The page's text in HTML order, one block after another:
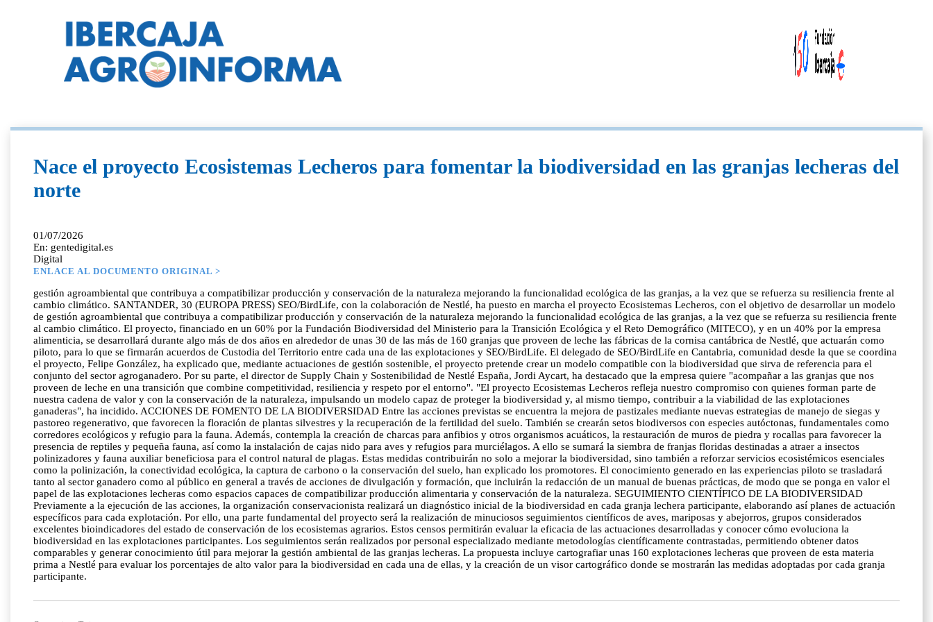
Nace el proyecto Ecosistemas Lecheros para fomentar la biodiversidad en las granjas lecheras del
norte
01/07/2026
En: gentedigital.es
Digital
ENLACE AL DOCUMENTO ORIGINAL >
gestión agroambiental que contribuya a compatibilizar producción y conservación de la naturaleza mejorando la funcionalidad ecológica de las granjas, a la vez que se refuerza su resiliencia frente al
cambio climático. SANTANDER, 30 (EUROPA PRESS) SEO/BirdLife, con la colaboración de Nestlé, ha puesto en marcha el proyecto Ecosistemas Lecheros, con el objetivo de desarrollar un modelo
de gestión agroambiental que contribuya a compatibilizar producción y conservación de la naturaleza mejorando la funcionalidad ecológica de las granjas, a la vez que se refuerza su resiliencia frente
al cambio climático. El proyecto, financiado en un 60% por la Fundación Biodiversidad del Ministerio para la Transición Ecológica y el Reto Demográfico (MITECO), y en un 40% por la empresa
alimenticia, se desarrollará durante algo más de dos años en alrededor de unas 30 de las más de 160 granjas que proveen de leche las fábricas de la cornisa cantábrica de Nestlé, que actuarán como
piloto, para lo que se firmarán acuerdos de Custodia del Territorio entre cada una de las explotaciones y SEO/BirdLife. El delegado de SEO/BirdLife en Cantabria, comunidad desde la que se coordina
el proyecto, Felipe González, ha explicado que, mediante actuaciones de gestión sostenible, el proyecto pretende crear un modelo compatible con la biodiversidad que sirva de referencia para el
conjunto del sector agroganadero. Por su parte, el director de Supply Chain y Sostenibilidad de Nestlé España, Jordi Aycart, ha destacado que la empresa quiere "acompañar a las granjas que nos
proveen de leche en una transición que combine competitividad, resiliencia y respeto por el entorno". "El proyecto Ecosistemas Lecheros refleja nuestro compromiso con quienes forman parte de
nuestra cadena de valor y con la conservación de la naturaleza, impulsando un modelo capaz de proteger la biodiversidad y, al mismo tiempo, contribuir a la viabilidad de las explotaciones
ganaderas", ha incidido. ACCIONES DE FOMENTO DE LA BIODIVERSIDAD Entre las acciones previstas se encuentra la mejora de pastizales mediante nuevas estrategias de manejo de siegas y
pastoreo regenerativo, que favorecen la floración de plantas silvestres y la recuperación de la fertilidad del suelo. También se crearán setos biodiversos con especies autóctonas, fundamentales como
corredores ecológicos y refugio para la fauna. Además, contempla la creación de charcas para anfibios y otros organismos acuáticos, la restauración de muros de piedra y rocallas para favorecer la
presencia de reptiles y pequeña fauna, así como la instalación de cajas nido para aves y refugios para murciélagos. A ello se sumará la siembra de franjas floridas destinadas a atraer a insectos
polinizadores y fauna auxiliar beneficiosa para el control natural de plagas. Estas medidas contribuirán no solo a mejorar la biodiversidad, sino también a reforzar servicios ecosistémicos esenciales
como la polinización, la conectividad ecológica, la captura de carbono o la conservación del suelo, han explicado los promotores. El conocimiento generado en las experiencias piloto se trasladará
tanto al sector ganadero como al público en general a través de acciones de divulgación y formación, que incluirán la redacción de un manual de buenas prácticas, de modo que se ponga en valor el
papel de las explotaciones lecheras como espacios capaces de compatibilizar producción alimentaria y conservación de la naturaleza. SEGUIMIENTO CIENTÍFICO DE LA BIODIVERSIDAD
Previamente a la ejecución de las acciones, la organización conservacionista realizará un diagnóstico inicial de la biodiversidad en cada granja lechera participante, elaborando así planes de actuación
específicos para cada explotación. Por ello, una parte fundamental del proyecto será la realización de minuciosos seguimientos científicos de aves, mariposas y abejorros, grupos considerados
excelentes bioindicadores del estado de conservación de los ecosistemas agrarios. Estos censos permitirán evaluar la eficacia de las actuaciones desarrolladas y conocer cómo evoluciona la
biodiversidad en las explotaciones participantes. Los seguimientos serán realizados por personal especializado mediante metodologías científicamente contrastadas, permitiendo obtener datos
comparables y generar conocimiento útil para mejorar la gestión ambiental de las granjas lecheras. La propuesta incluye cartografiar unas 160 explotaciones lecheras que proveen de esta materia
prima a Nestlé para evaluar los porcentajes de alto valor para la biodiversidad en cada una de ellas, y la creación de un visor cartográfico donde se mostrarán las medidas adoptadas por cada granja
participante.